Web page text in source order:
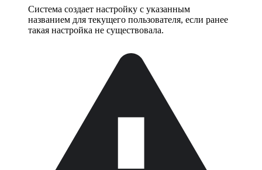
Система создает настройку с указанным
названием для текущего пользователя, если ранее
такая настройка не существовала.